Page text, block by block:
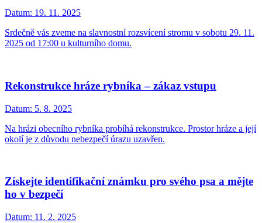
Datum: 19. 11. 2025
Srdečně vás zveme na slavnostní rozsvícení stromu v sobotu 29. 11.
2025 od 17:00 u kulturního domu.
Rekonstrukce hráze rybníka – zákaz vstupu
Datum: 5. 8. 2025
Na hrázi obecního rybníka probíhá rekonstrukce. Prostor hráze a její
okolí je z důvodu nebezpečí úrazu uzavřen.
Získejte identifikační známku pro svého psa a mějte
ho v bezpečí
Datum: 11. 2. 2025